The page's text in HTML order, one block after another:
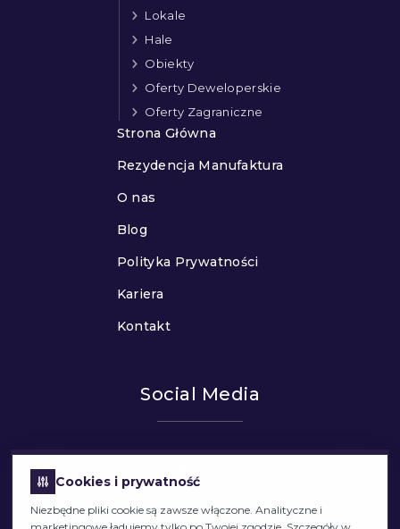
Lokale
Hale
Obiekty
Oferty Deweloperskie
Oferty Zagraniczne
Strona Główna
Rezydencja Manufaktura
O nas
Blog
Polityka Prywatności
Kariera
Kontakt
Social Media
Cookies i prywatność
Niezbędne pliki cookie są zawsze włączone. Analityczne i